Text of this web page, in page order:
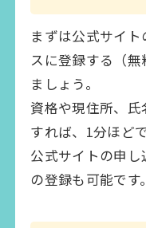
まずは公式サイ
スに登録する（
ましょう。
資格や現住所、
すれば、1分ほど
公式サイトの申
の登録も可能です。